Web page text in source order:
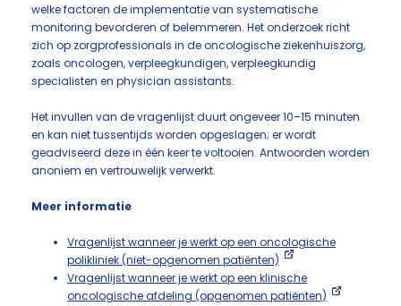
welke factoren de implementatie van systematische
monitoring bevorderen of belemmeren. Het onderzoek richt
zich op zorgprofessionals in de oncologische ziekenhuiszorg,
zoals oncologen, verpleegkundigen, verpleegkundig
specialisten en physician assistants.
Het invullen van de vragenlijst duurt ongeveer 10–15 minuten
en kan niet tussentijds worden opgeslagen; er wordt
geadviseerd deze in één keer te voltooien. Antwoorden worden
anoniem en vertrouwelijk verwerkt.
Meer informatie
Vragenlijst wanneer je werkt op een oncologische
polikliniek (niet-opgenomen patiënten)
Vragenlijst wanneer je werkt op een klinische
oncologische afdeling (opgenomen patiënten)